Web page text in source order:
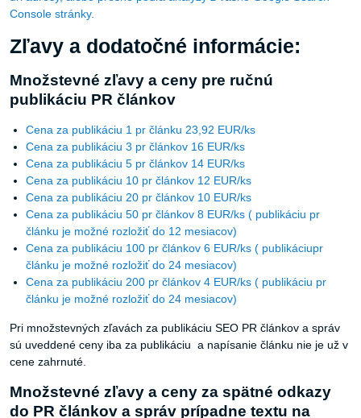
Zľavy a dodatočné informácie:
Množstevné zľavy a ceny pre ručnú
publikáciu PR článkov
Cena za publikáciu 1 pr článku 23,92 EUR/ks
Cena za publikáciu 3 pr článkov 16 EUR/ks
Cena za publikáciu 5 pr článkov 14 EUR/ks
Cena za publikáciu 10 pr článkov 12 EUR/ks
Cena za publikáciu 20 pr článkov 10 EUR/ks
Cena za publikáciu 50 pr článkov 8 EUR/ks ( publikáciu pr
článku je možné rozložiť do 12 mesiacov)
Cena za publikáciu 100 pr článkov 6 EUR/ks ( publikáciupr
článku je možné rozložiť do 24 mesiacov)
Cena za publikáciu 200 pr článkov 4 EUR/ks ( publikáciu pr
článku je možné rozložiť do 24 mesiacov)
Pri množstevných zľavách za publikáciu SEO PR článkov a správ
sú uveddené ceny iba za publikáciu a napísanie článku nie je už v
cene zahrnuté.
Množstevné zľavy a ceny za spätné odkazy
do PR článkov a správ prípadne textu na
weboch